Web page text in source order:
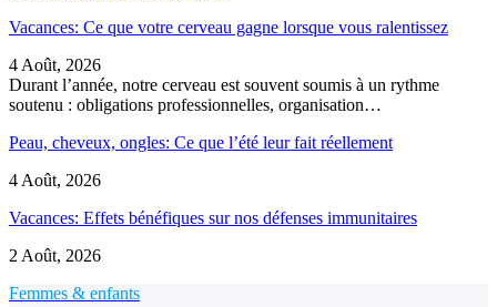
Vacances: Ce que votre cerveau gagne lorsque vous ralentissez
4 Août, 2026
Durant l’année, notre cerveau est souvent soumis à un rythme
soutenu : obligations professionnelles, organisation…
Peau, cheveux, ongles: Ce que l’été leur fait réellement
4 Août, 2026
Vacances: Effets bénéfiques sur nos défenses immunitaires
2 Août, 2026
Femmes & enfants